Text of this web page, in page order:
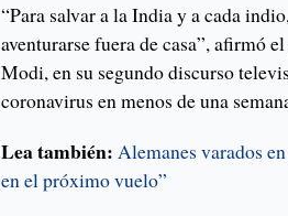
“Para salvar a la India y a cada
aventurarse fuera de casa”, afirmó
Modi, en su segundo discurso
coronavirus en menos de una
Lea también:Alemanes varados
en el próximo vuelo”